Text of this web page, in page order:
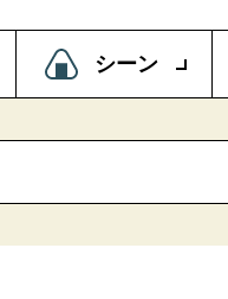
シーン